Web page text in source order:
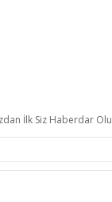
İlk Siz Haberdar